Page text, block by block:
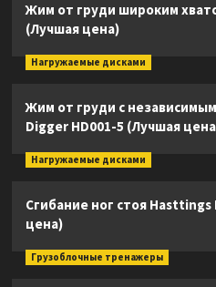
Жим от груди широким
(Лучшая цена)
Нагружаемые дисками
Жим от груди с
Digger HD001-5 (Лучшая
Нагружаемые дисками
Сгибание ног стоя
цена)
Грузоблочные тренажеры